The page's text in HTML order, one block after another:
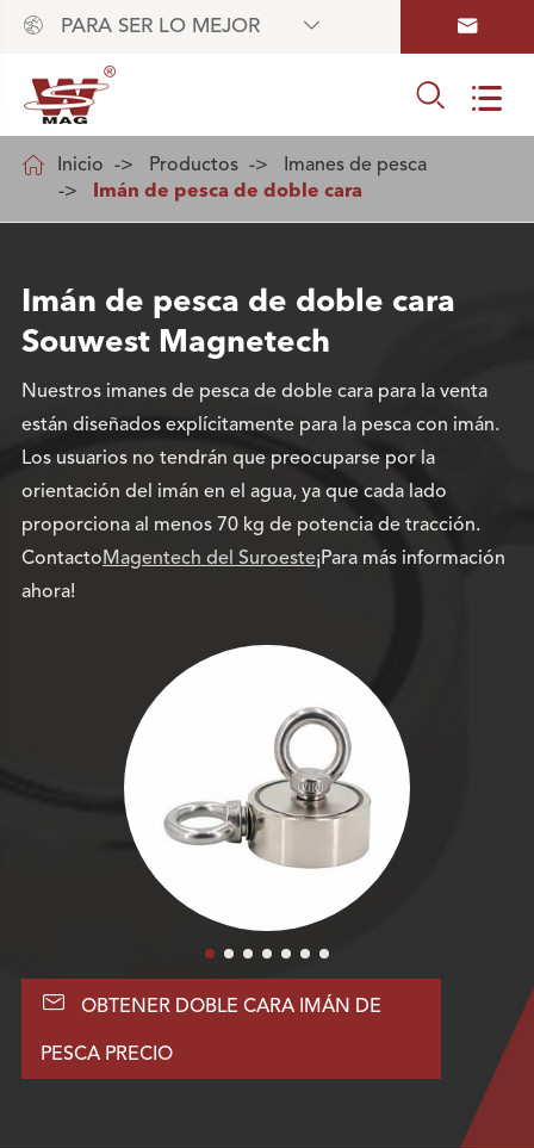
 PARA SER LO MEJOR  
 
 Inicio Productos
Imanes de pesca
Imán de pesca de doble cara
Imán de pesca de doble cara
Souwest Magnetech
Nuestros imanes de pesca de doble cara para la venta
están diseñados explícitamente para la pesca con imán.
Los usuarios no tendrán que preocuparse por la
orientación del imán en el agua, ya que cada lado
proporciona al menos 70 kg de potencia de tracción.
Contacto Magentech del Suroeste¡Para más información
ahora!
 OBTENER DOBLE CARA IMÁN DE
PESCA PRECIO